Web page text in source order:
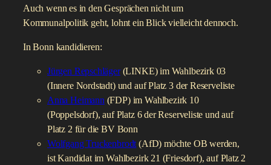
Auch wenn es in den Gesprächen nicht um
Kommunalpolitik geht, lohnt ein Blick vielleicht dennoch.
In Bonn kandidieren:
Jürgen Repschläger(LINKE) im Wahlbezirk 03
(Innere Nordstadt) und auf Platz 3 der Reserveliste
Anna Heimann(FDP) im Wahlbezirk 10
(Poppelsdorf), auf Platz 6 der Reserveliste und auf
Platz 2 für die BV Bonn
Wolfgang Truckenbrodt(AfD) möchte OB werden,
ist Kandidat im Wahlbezirk 21 (Friesdorf), auf Platz 2